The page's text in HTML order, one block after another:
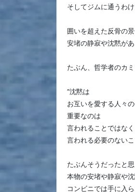
そしてジムに通うわ
囲いを超えた反骨の
安堵の静寂や沈黙が
たぶん、哲学者のカ
”沈黙は
お互いを愛する人々
重要なのは
言われることではなく
言われる必要のない
たぶんそうだったと思
本物の安堵や静寂や
コンビニでは手に入